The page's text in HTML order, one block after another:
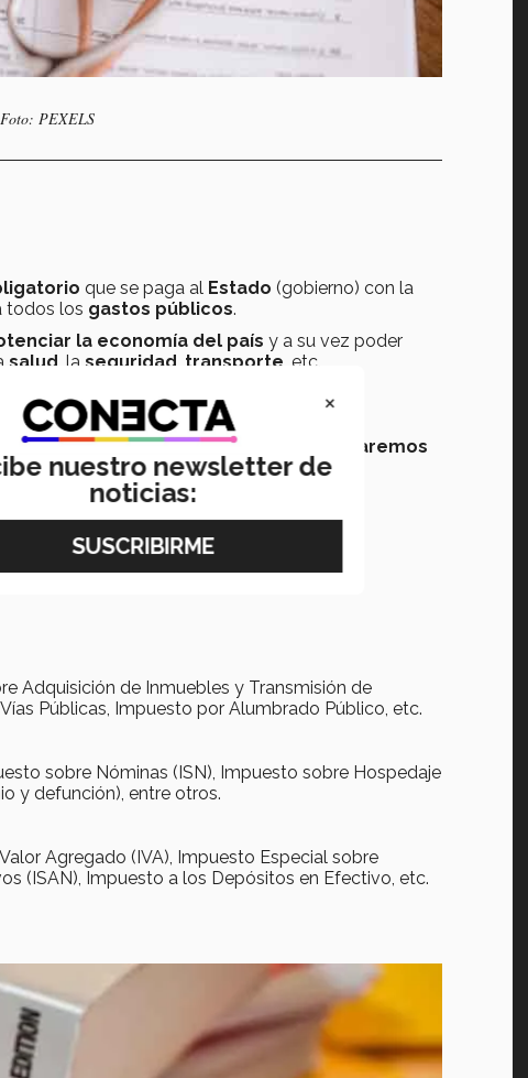
PEXELS
que se paga al Estado (gobierno) con la
todos los gastos públicos.
la economía del país y a su vez poder
salud , la seguridad transporte , etc.
quien a su vez afirma que gracias a estas
pública .
declaración anual de impuestos
evitaremos
pagos”
Adquisición de Inmuebles y Transmisión de
Públicas, Impuesto por Alumbrado Público, etc.
sobre Nóminas (ISN), Impuesto sobre Hospedaje
y defunción), entre otros.
Agregado (IVA), Impuesto Especial sobre
(ISAN), Impuesto a los Depósitos en Efectivo, etc.
×
nuestro newsletter de
noticias: